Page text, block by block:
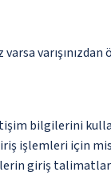
varışınızdan
bilgilerini
işlemleri için
giriş